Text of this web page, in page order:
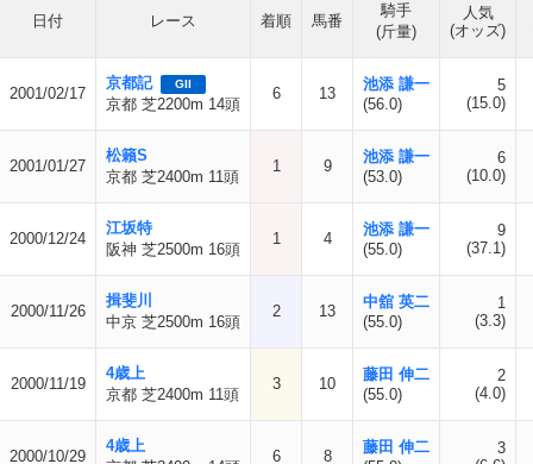
日付 レース 着順 馬番
騎手
(斤量)
人気
(オッズ)
2001/02/17
京都記 GII
京都 芝2200m 14頭
6 13
池添 謙一
(56.0)
5
(15.0)
2001/01/27
松籟S
京都 芝2400m 11頭
1 9
池添 謙一
(53.0)
6
(10.0)
2000/12/24
江坂特
阪神 芝2500m 16頭
1 4
池添 謙一
(55.0)
9
(37.1)
2000/11/26
揖斐川
中京 芝2500m 16頭
2 13
中舘 英二
(55.0)
1
(3.3)
2000/11/19
4歳上
京都 芝2400m 11頭
3 10
藤田 伸二
(55.0)
2
(4.0)
2000/10/29
4歳上
6 8
藤田 伸二
3